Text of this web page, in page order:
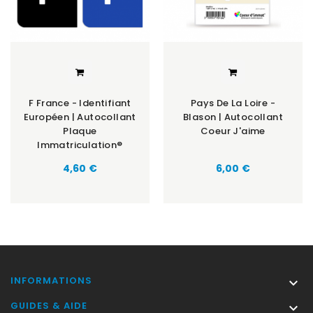
F France - Identifiant
Européen | Autocollant
Plaque
Immatriculation®
Prix
4,60 €
Pays De La Loire -
Blason | Autocollant
Coeur J'aime
Prix
6,00 €
INFORMATIONS 
GUIDES & AIDE 